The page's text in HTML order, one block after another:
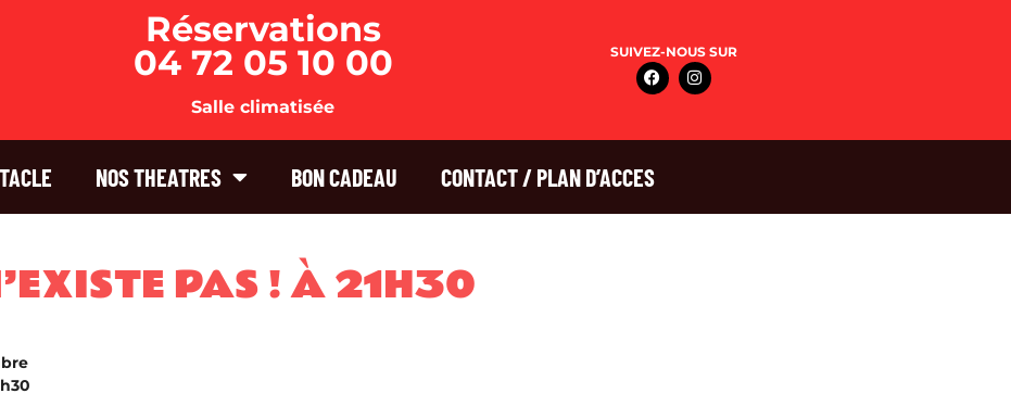
Réservations
04 72 05 10 00
Salle climatisée
SUIVEZ-NOUS SUR
NOS THEATRES BON CADEAU CONTACT / PLAN D’ACCES
PAS ! À 21H30